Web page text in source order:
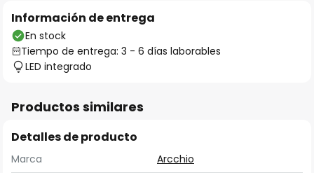
Información de entrega
En stock
Tiempo de entrega: 3 - 6 días laborables
LED integrado
Productos similares
Detalles de producto
Marca
Arcchio